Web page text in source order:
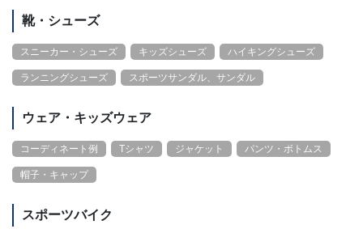
靴・シューズ
スニーカー・シューズ キッズシューズ ハイキングシューズ
ランニングシューズ スポーツサンダル、サンダル
ウェア・キッズウェア
コーディネート例 Tシャツ ジャケット パンツ・ボトムス
帽子・キャップ
スポーツバイク